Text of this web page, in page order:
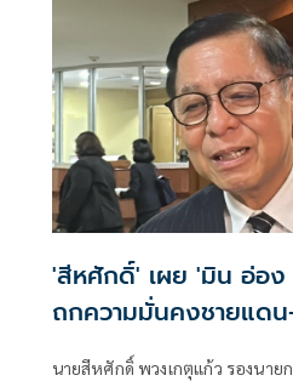
ข้อมูลจากแหล่งที่น่าเชื่อถือ
'สีหศักดิ์' เผย 'มิน อ่อง
ถกความมั่นคงชายแด
แก้สารพิษในแม่น้ำ
นายสีหศักดิ์ พวงเกตุแก้ว รองนาย